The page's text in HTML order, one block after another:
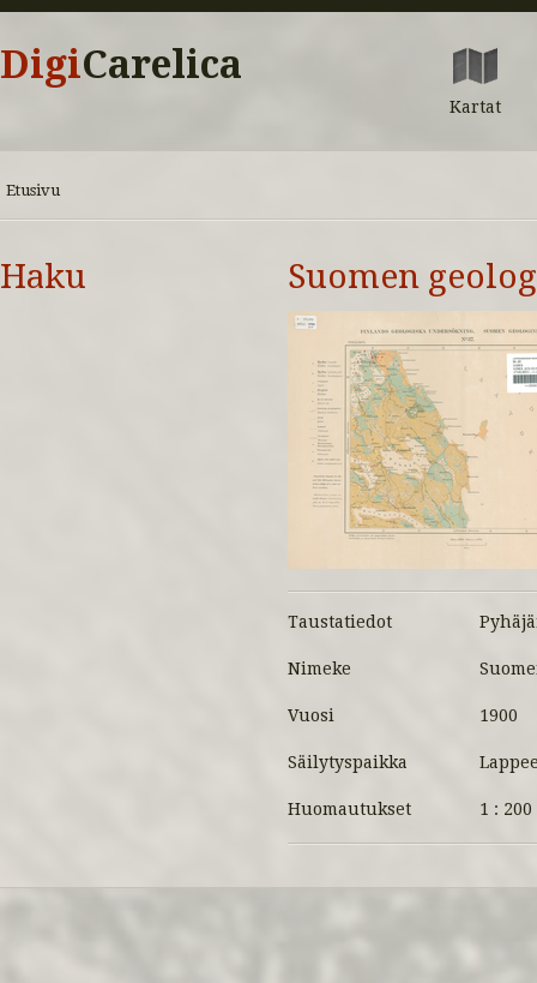
DigiCarelica
Kartat
Etusivu
Haku Suomen
Taustatiedot
Nimeke
Vuosi 1900
Säilytyspaikka
Huomautukset 1 :